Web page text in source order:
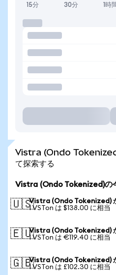
15分 30分 1時
Vistra (Ondo Tokenized)
て探索する
Vistra (Ondo Tokenized)の
🇺🇸Vistra (Ondo Tokenized)
1 VSTon は $138.00 に相当
🇪🇺Vistra (Ondo Tokenized)
1 VSTon は €119.40 に相当
🇬🇧Vistra (Ondo Tokenized)
1 VSTon は £102.30 に相当